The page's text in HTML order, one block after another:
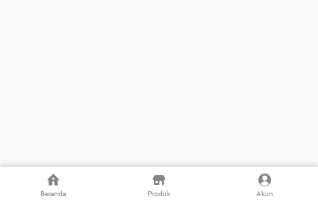
Beranda Produk Akun